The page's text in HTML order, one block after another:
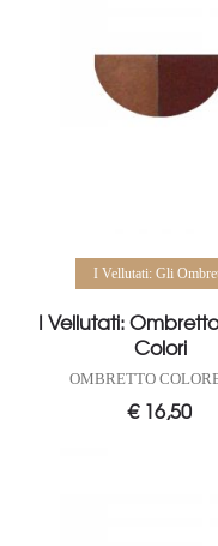
Aggiungi al carrello
I Vellutati: Gli
I Vellutati:
Colori
OMBRETTO
€16,50